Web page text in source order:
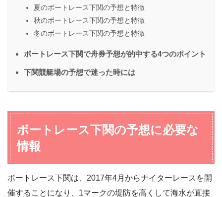
夏のボートレース下関の予想と特徴
秋のボートレース下関の予想と特徴
冬のボートレース下関の予想と特徴
ボートレース下関で舟券予想が的中する4つのポイント
下関競艇場の予想で迷った時には
ボートレース下関の予想に必要な
情報
ボートレース下関は、2017年4月からナイターレースを開
催することになり、1マークの堤防を高くして海水が直接